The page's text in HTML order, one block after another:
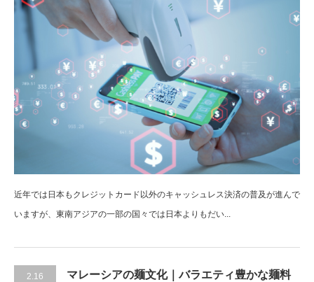
近年では日本もクレジットカード以外のキャッシュレス決済の普及が進んで
いますが、東南アジアの一部の国々では日本よりもだい...
2.16
マレーシアの麺文化｜バラエティ豊かな麺料